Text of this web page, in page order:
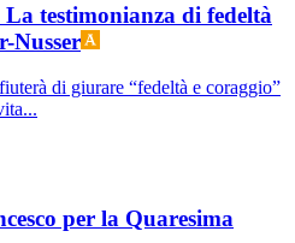
testimonianza di fedeltà
Nusser
di giurare “fedeltà e coraggio”
per la Quaresima